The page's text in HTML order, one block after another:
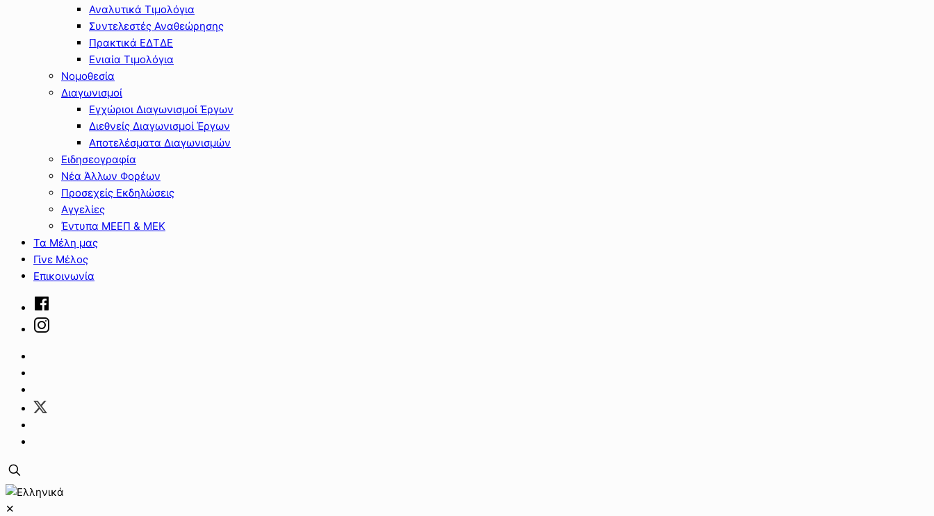
Αναλυτικά Τιμολόγια
Συντελεστές Αναθεώρησης
Πρακτικά ΕΔΤΔΕ
Ενιαία Τιμολόγια
Νομοθεσία
Διαγωνισμοί
Εγχώριοι Διαγωνισμοί Έργων
Διεθνείς Διαγωνισμοί Έργων
Αποτελέσματα Διαγωνισμών
Ειδησεογραφία
Νέα Άλλων Φορέων
Προσεχείς Εκδηλώσεις
Αγγελίες
Έντυπα ΜΕΕΠ & ΜΕΚ
Τα Μέλη μας
Γίνε Μέλος
Επικοινωνία
✕